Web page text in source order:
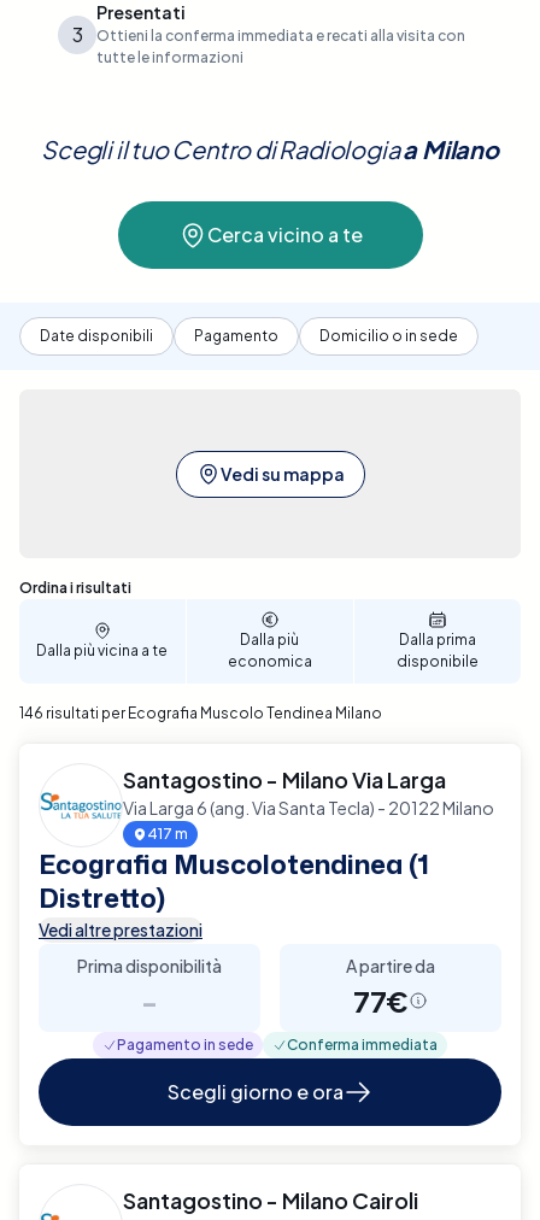
3
Presentati
Ottieni la conferma immediata e recati alla visita con
tutte le informazioni
Scegli il tuo Centro di RadiologiaaMilano
Cerca vicino a te
Date disponibili Pagamento Domicilio o in sede
Vedi su mappa
Sono stati trovati 146 risultati
Ordina i risultati
Dalla più vicina a te
Dalla più
economica
Dalla prima
disponibile
146 risultati per Ecografia Muscolo Tendinea Milano
Santagostino - Milano Via Larga
Via Larga 6 (ang. Via Santa Tecla) - 20122 Milano
417 m
Ecografia Muscolotendinea (1
Distretto)
Vedi altre prestazioni
Prima disponibilità
-
A partire da
77€
Pagamento in sede Conferma immediata
Scegli giorno e ora
Santagostino - Milano Cairoli